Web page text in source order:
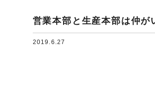
営業本部と生産本部は仲が
2019.6.27